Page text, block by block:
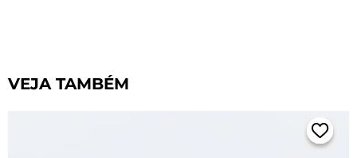
VEJA TAMBÉM